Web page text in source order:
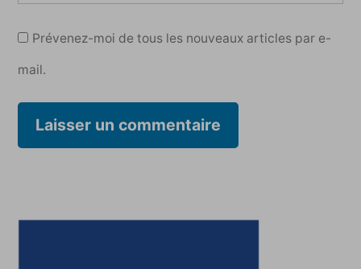
Prévenez-moi de tous les nouveaux articles par e-
mail.